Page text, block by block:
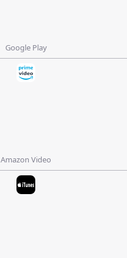
Google Play
Amazon Video